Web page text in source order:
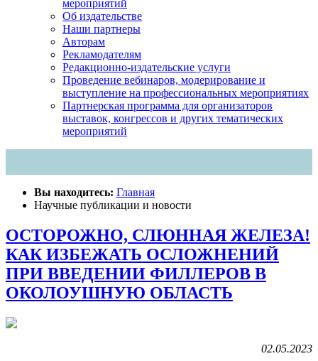
мероприятий
Об издательстве
Наши партнеры
Авторам
Рекламодателям
Редакционно-издательские услуги
Проведение вебинаров, модерирование и
выступление на профессиональных мероприятиях
Партнерская программа для организаторов
выставок, конгрессов и других тематических
мероприятий
Вы находитесь: Главная
Научные публикации и новости
ОСТОРОЖНО, СЛЮННАЯ ЖЕЛЕЗА!
КАК ИЗБЕЖАТЬ ОСЛОЖНЕНИЙ
ПРИ ВВЕДЕНИИ ФИЛЛЕРОВ В
ОКОЛОУШНУЮ ОБЛАСТЬ
02.05.2023